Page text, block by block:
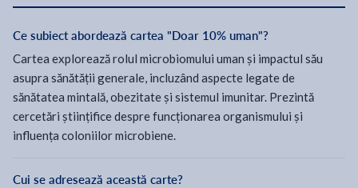
Ce subiect abordează cartea "Doar 10% uman"?
Cartea explorează rolul microbiomului uman și impactul său
asupra sănătății generale, incluzând aspecte legate de
sănătatea mintală, obezitate și sistemul imunitar. Prezintă
cercetări științifice despre funcționarea organismului și
influența coloniilor microbiene.
Cui se adresează această carte?